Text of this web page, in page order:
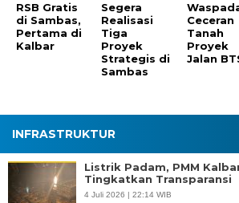
RSB Gratis
di Sambas,
Pertama di
Kalbar
Segera
Realisasi
Tiga
Proyek
Strategis di
Sambas
Ceceran
Tanah
Proyek
Jalan
INFRASTRUKTUR
Listrik Padam, PMM
Tingkatkan Transparansi
4 Juli 2026 | 22:14 WIB